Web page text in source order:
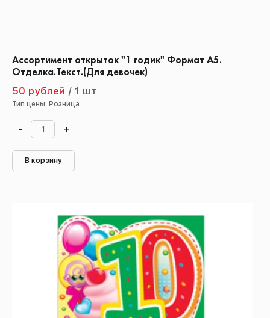
Ассортимент открыток "1 годик" Формат А5.
Отделка.Текст.(Для девочек)
50 рублей / 1 шт
Тип цены: Розница
- +
В корзину